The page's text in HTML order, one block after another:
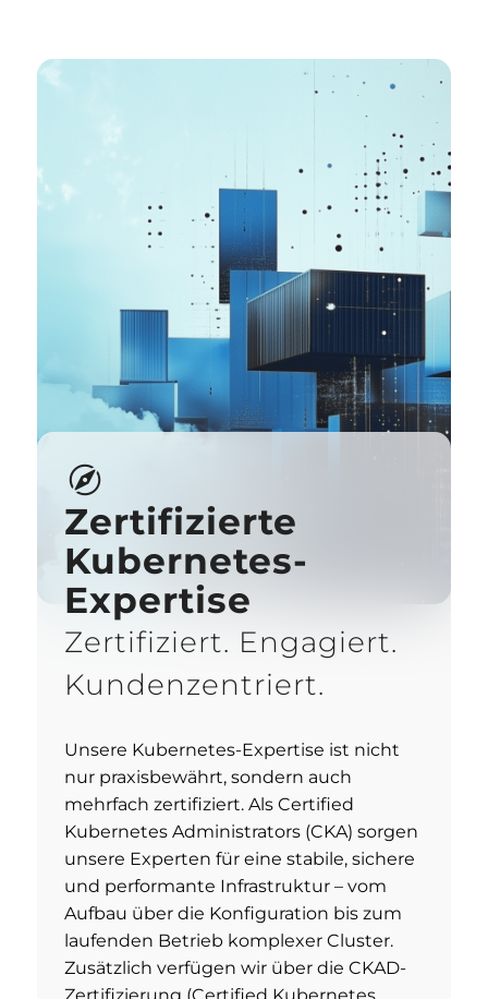
Zertifizierte
Kubernetes-
Expertise
Zertifiziert. Engagiert.
Kundenzentriert.
Unsere Kubernetes-Expertise ist nicht
nur praxisbewährt, sondern auch
mehrfach zertifiziert. Als Certified
Kubernetes Administrators (CKA) sorgen
unsere Experten für eine stabile, sichere
und performante Infrastruktur – vom
Aufbau über die Konfiguration bis zum
laufenden Betrieb komplexer Cluster.
Zusätzlich verfügen wir über die CKAD-
Zertifizierung (Certified Kubernetes